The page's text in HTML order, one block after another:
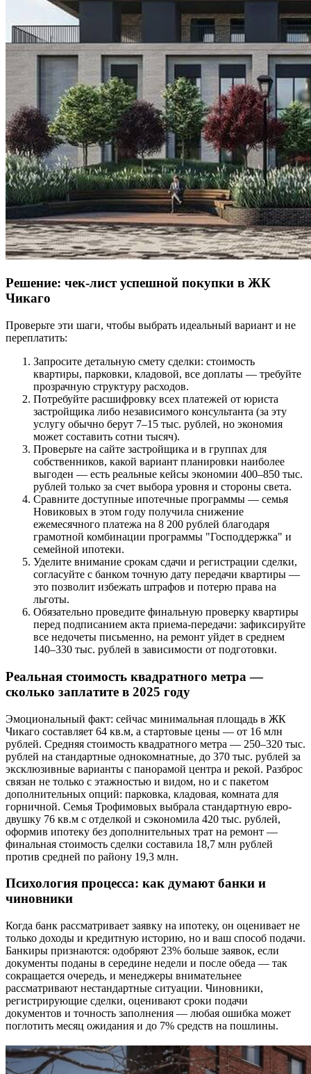
Решение: чек-лист успешной покупки в ЖК
Чикаго
Проверьте эти шаги, чтобы выбрать идеальный вариант и не
переплатить:
Запросите детальную смету сделки: стоимость
квартиры, парковки, кладовой, все доплаты — требуйте
прозрачную структуру расходов.
Потребуйте расшифровку всех платежей от юриста
застройщика либо независимого консультанта (за эту
услугу обычно берут 7–15 тыс. рублей, но экономия
может составить сотни тысяч).
Проверьте на сайте застройщика и в группах для
собственников, какой вариант планировки наиболее
выгоден — есть реальные кейсы экономии 400–850 тыс.
рублей только за счет выбора уровня и стороны света.
Сравните доступные ипотечные программы — семья
Новиковых в этом году получила снижение
ежемесячного платежа на 8 200 рублей благодаря
грамотной комбинации программы "Господдержка" и
семейной ипотеки.
Уделите внимание срокам сдачи и регистрации сделки,
согласуйте с банком точную дату передачи квартиры —
это позволит избежать штрафов и потерю права на
льготы.
Обязательно проведите финальную проверку квартиры
перед подписанием акта приема-передачи: зафиксируйте
все недочеты письменно, на ремонт уйдет в среднем
140–330 тыс. рублей в зависимости от подготовки.
Реальная стоимость квадратного метра —
сколько заплатите в 2025 году
Эмоциональный факт: сейчас минимальная площадь в ЖК
Чикаго составляет 64 кв.м, а стартовые цены — от 16 млн
рублей. Средняя стоимость квадратного метра — 250–320 тыс.
рублей на стандартные однокомнатные, до 370 тыс. рублей за
эксклюзивные варианты с панорамой центра и рекой. Разброс
связан не только с этажностью и видом, но и с пакетом
дополнительных опций: парковка, кладовая, комната для
горничной. Семья Трофимовых выбрала стандартную евро-
двушку 76 кв.м с отделкой и сэкономила 420 тыс. рублей,
оформив ипотеку без дополнительных трат на ремонт —
финальная стоимость сделки составила 18,7 млн рублей
против средней по району 19,3 млн.
Психология процесса: как думают банки и
чиновники
Когда банк рассматривает заявку на ипотеку, он оценивает не
только доходы и кредитную историю, но и ваш способ подачи.
Банкиры признаются: одобряют 23% больше заявок, если
документы поданы в середине недели и после обеда — так
сокращается очередь, и менеджеры внимательнее
рассматривают нестандартные ситуации. Чиновники,
регистрирующие сделки, оценивают сроки подачи
документов и точность заполнения — любая ошибка может
поглотить месяц ожидания и до 7% средств на пошлины.